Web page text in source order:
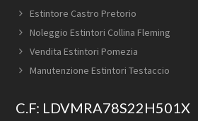
Estintore Castro Pretorio
Noleggio Estintori Collina Fleming
Vendita Estintori Pomezia
Manutenzione Estintori Testaccio
C.F: LDVMRA78S22H501X